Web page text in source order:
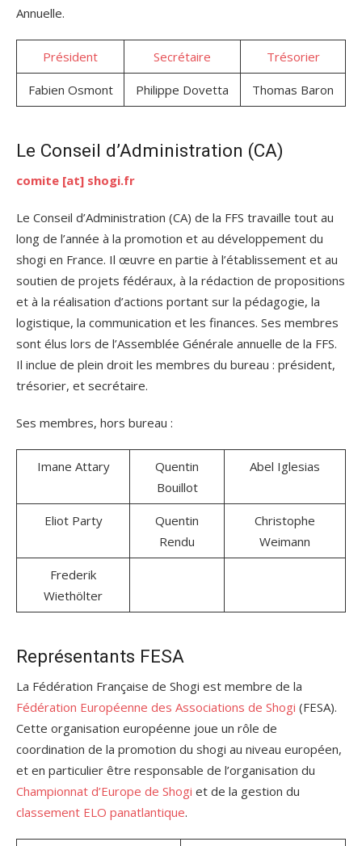
Annuelle.
Président Secrétaire Trésorier
Fabien Osmont Philippe Dovetta Thomas Baron
Le Conseil d’Administration (CA)
comite [at] shogi.fr
Le Conseil d’Administration (CA) de la FFS travaille tout au
long de l’année à la promotion et au développement du
shogi en France. Il œuvre en partie à l’établissement et au
soutien de projets fédéraux, à la rédaction de propositions
et à la réalisation d’actions portant sur la pédagogie, la
logistique, la communication et les finances. Ses membres
sont élus lors de l’Assemblée Générale annuelle de la FFS.
Il inclue de plein droit les membres du bureau : président,
trésorier, et secrétaire.
Ses membres, hors bureau :
Imane Attary
Quentin
Bouillot
Abel Iglesias
Eliot Party
Quentin
Rendu
Christophe
Weimann
Frederik
Wiethölter
Représentants FESA
La Fédération Française de Shogi est membre de la
Fédération Européenne des Associations de Shogi (FESA).
Cette organisation européenne joue un rôle de
coordination de la promotion du shogi au niveau européen,
et en particulier être responsable de l’organisation du
Championnat d’Europe de Shogi et de la gestion du
classement ELO panatlantique.